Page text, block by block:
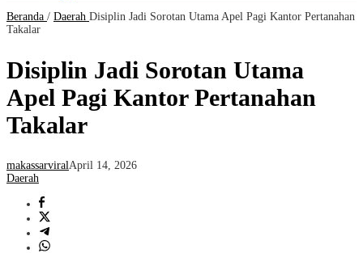
Beranda / Daerah Disiplin Jadi Sorotan Utama Apel Pagi Kantor Pertanahan
Takalar
Disiplin Jadi Sorotan Utama
Apel Pagi Kantor Pertanahan
Takalar
makassarviralApril 14, 2026
Daerah